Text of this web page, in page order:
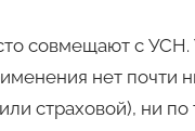
совмещают с УСН.
нет почти
страховой), ни